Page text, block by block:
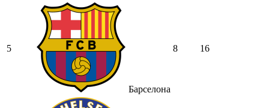
5
Барселона
8 16